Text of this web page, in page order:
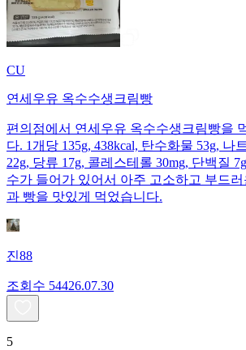
CU
연세우유 옥수수생크림빵
편의점에서 연세우유 옥수수생크림빵을
다. 1개당 135g, 438kcal, 탄수화물 53g, 나
22g, 당류 17g, 콜레스테롤 30mg, 단백질
수가 들어가 있어서 아주 고소하고 부드
과 빵을 맛있게 먹었습니다.
진88
조회수 54426.07.30
5